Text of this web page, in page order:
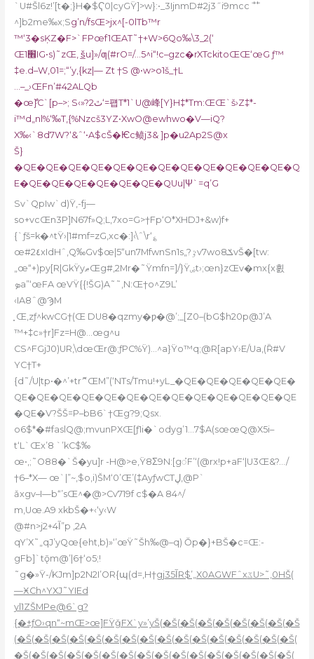
`U#Šl6z!’[t�;}H�$Ҁ0|cyGŸ]>w}:•_3IjnmD#2j3˝i9mcc ⺿
^]b2me‰x;Sg’n/fsŒ>jx^[-0lTb™r
™‘3�sĶZ�F>`FPœf1ŒAT˜†+W>6Qo‰\3_2(‘
Œ1׮IG•s)˜zŒ‚ š̲u]»/ƣ(#rO=/…5^i“!c–gzc�rXTckitoŒŒ‘œG ƒ™
‡e.d–W,01=;“’y,{kz|— Zt †S @•w>o1š_†L
…–_›ŒFn’#42ALQb
�œާ}C`[p–>; S‹»?2ٿ‘=퍱T*1`U@峰[Y}H‡*Tm:ŒŒ`š›Z‡*-
i™d„nl%‘‰T,{%Nzcš3YZ•XwO@ewhwo�V—iQ?
X‰‹`8d7W?‘&ˆ‘•A$cŠ�Ѥc鲼j3& ]p�u2Ap2S@x
Š}
�QE�QE�QE�QE�QE�QE�QE�QE�QE�QE�QE�QE�Q
E�QE�QE�QE�QE�QE�QE�QUu|Ψ`=q’G
Sv`QpIw`d)Ÿ,-fj—
so+vcŒn3P]N67f»Q;L‚7xo=G>†Fp‘O*XHDJ+&w)f+
{`ƒš=k�^tŸ›|1#mf=zG‚xc�:]‹\ˆ\r‘؏
œ#2٤xIdHˆ,Q‰Gv$œ|5“un7MfwnSn1s„?ٷv7wo8ݎvŠ�[tw:
„œ“+)py[R|GkŸyޠŒg#‚2Mr�˜Ÿmfn=]/}Ÿۻt›;œn}zŒv�mx{x흸
ܤa”‘œFA œVŸ{{!ŠG)A˜˜‚N:Œ†o^Z9L’
‹IA8ˆ@ϠM
̥ Œ‚zƒ^kwCG†(Œ DU8�qzmy�ƿ�@’;_[Z0–(bG$h20p@J’A
™+‡c»†r]Fz=H@…œg^u
CS^FGjJ0)UR‚\dœŒr@;ƒPC%Ÿ)…^a}Ÿo™q;@R[apY›E/Ua‚(Ȑ#V
YC†T+
{d˜/U|tp•�^’+trޮˆŒM”(‘NTs/Tmu!+yL_�QE�QE�QE�QE�QE�
QE�QE�QE�QE�QE�QE�QE�QE�QE�QE�QE�QE�QE
�QE�V?ŠŠ=P–bB6`†Œg?9;Qsx.
o6$*�#faslQ@;mvunPXŒ[ƒ1i�`odyg’1…7$A(sœœQ@X5i–
t‘L`Œx’8 `’kC$‰
œ•,;˜O88�`Š�yu]r -H@>e,Ÿ8Σ9N:[gᝲF’‘(@rx!p+aF‘|U3Œ&?…/
†6–*X— œ`|”~,$o,i)ŠM‘0’Œ’(‡AyƒwCTڸ,@P`
ǎxgv–I—b“’sŒ^�@>Cv719f c$�A 84^/
m,Uœ.A9 xkbŠ�+‹‘y‹W
@#n>jآ4+2”p ‚2A
qY’X˜„qJ’yQœ{eht,b)»‘’œŸ˜Šh‰@–q) Ŏp�}+BŠ�c=Œ:-
gFb]`tǭm@’|6†‘o5;!
˜g�»Ÿ-/KJm]p2N2I’OR{պ(d=,H†gjآ35R$’„X0AGWFˆxػU>˜‚0HŠ(
—ӾCh^YXJ˜YIEd
yl1ZŠMPe@6`g?
{�±ƒO›qn“~mŒ>œ]FŸǧFX`y»’yŠ(�Š(�Š(�Š(�Š(�Š(�Š(�Š(�Š
(�Š(�Š(�Š(�Š(�Š(�Š(�Š(�Š(�Š(�Š(�Š(�Š(�Š(�Š(�Š(�Š(
�Š(�Š(�Š(�Š(�Š(�Š(�Š(�Š(�Š(�Š(�Š(�Š(�Š(�Š(�Š(�Š(